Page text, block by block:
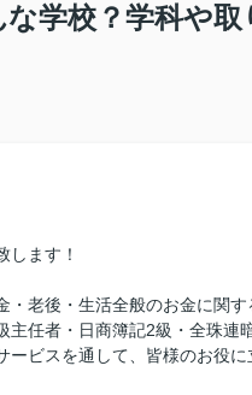
学校？学科や
します！
老後・生活全般のお金に関
主任者・日商簿記2級・全珠連
ービスを通して、皆様のお役